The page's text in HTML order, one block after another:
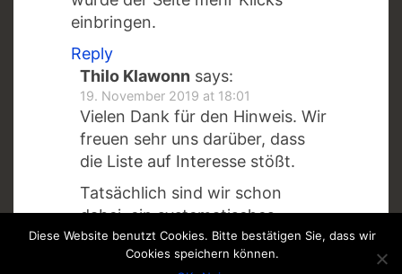
einbringen.
Reply
Thilo Klawonn says:
19. November 2019 at 18:01
Vielen Dank für den Hinweis. Wir
freuen sehr uns darüber, dass
die Liste auf Interesse stößt.
Tatsächlich sind wir schon
dabei, ein systematisches
Update vorzubereiten. Einzelne
Titel tragen wir immer wieder
Diese Website benutzt Cookies. Bitte bestätigen Sie, dass wir
Cookies speichern können.